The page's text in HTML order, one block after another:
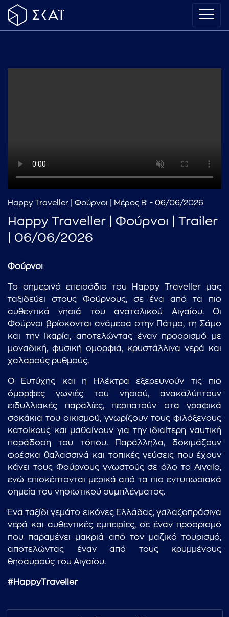
Happy Traveller | Φούρνοι | Μέρος Β' - 06/06/2026
Happy Traveller | Φούρνοι | Trailer
| 06/06/2026
Φούρνοι
Το σημερινό επεισόδιο του Happy Traveller μας
ταξιδεύει στους Φούρνους, σε ένα από τα πιο
αυθεντικά νησιά του ανατολικού Αιγαίου. Οι
Φούρνοι βρίσκονται ανάμεσα στην Πάτμο, τη Σάμο
και την Ικαρία, αποτελώντας έναν προορισμό με
μοναδική, φυσική ομορφιά, κρυστάλλινα νερά και
χαλαρούς ρυθμούς.
Ο Ευτύχης και η Ηλέκτρα εξερευνούν τις πιο
όμορφες γωνιές του νησιού, ανακαλύπτουν
ειδυλλιακές παραλίες, περπατούν στα γραφικά
σοκάκια του οικισμού, γνωρίζουν τους φιλόξενους
κατοίκους και μαθαίνουν για την ιδιαίτερη ναυτική
παράδοση του τόπου. Παράλληλα, δοκιμάζουν
φρέσκα θαλασσινά και τοπικές γεύσεις που έχουν
κάνει τους Φούρνους γνωστούς σε όλο το Αιγαίο,
ενώ επισκέπτονται μερικά από τα πιο εντυπωσιακά
σημεία του νησιωτικού συμπλέγματος.
Ένα ταξίδι γεμάτο εικόνες Ελλάδας, γαλαζοπράσινα
νερά και αυθεντικές εμπειρίες, σε έναν προορισμό
που παραμένει μακριά από τον μαζικό τουρισμό,
αποτελώντας έναν από τους κρυμμένους
θησαυρούς του Αιγαίου.
#ΗappyΤraveller